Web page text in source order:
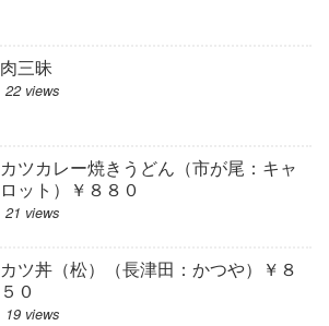
肉三昧
22 views
カツカレー焼きうどん（市が尾：キャ
ロット）￥８８０
21 views
カツ丼（松）（長津田：かつや）￥８
５０
19 views